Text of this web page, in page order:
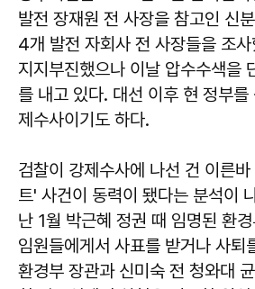
발전 장재원 전 사장을 참고인 신
4개 발전 자회사 전 사장들을 조
지지부진했으나 이날 압수수색을
를 내고 있다. 대선 이후 현 정부
제수사이기도 하다.
검찰이 강제수사에 나선 건 이른
트' 사건이 동력이 됐다는 분석이
난 1월 박근혜 정권 때 임명된 환
임원들에게서 사표를 받거나 사퇴
환경부 장관과 신미숙 전 청와대